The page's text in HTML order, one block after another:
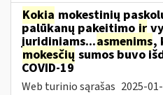
Kokia mokestinių
palūkanų pakeitimo ir
juridiniams...asmenims,
mokesčių sumos buvo
COVID-19
Web turinio sąrašas 2025-